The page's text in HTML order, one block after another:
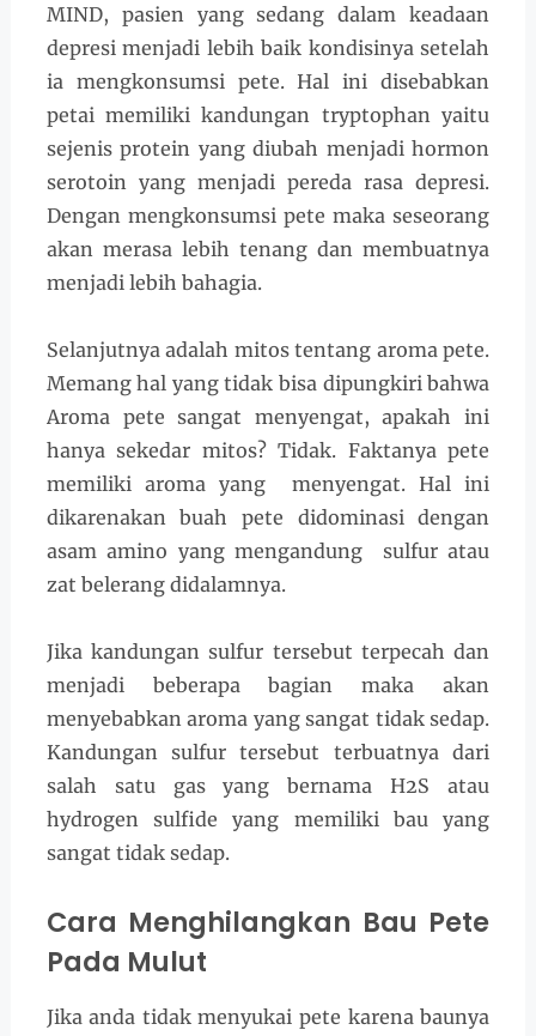
MIND, pasien yang sedang dalam keadaan
depresi menjadi lebih baik kondisinya setelah
ia mengkonsumsi pete. Hal ini disebabkan
petai memiliki kandungan tryptophan yaitu
sejenis protein yang diubah menjadi hormon
serotoin yang menjadi pereda rasa depresi.
Dengan mengkonsumsi pete maka seseorang
akan merasa lebih tenang dan membuatnya
menjadi lebih bahagia.
Selanjutnya adalah mitos tentang aroma pete.
Memang hal yang tidak bisa dipungkiri bahwa
Aroma pete sangat menyengat, apakah ini
hanya sekedar mitos? Tidak. Faktanya pete
memiliki aroma yang menyengat. Hal ini
dikarenakan buah pete didominasi dengan
asam amino yang mengandung sulfur atau
zat belerang didalamnya.
Jika kandungan sulfur tersebut terpecah dan
menjadi beberapa bagian maka akan
menyebabkan aroma yang sangat tidak sedap.
Kandungan sulfur tersebut terbuatnya dari
salah satu gas yang bernama H2S atau
hydrogen sulfide yang memiliki bau yang
sangat tidak sedap.
Cara Menghilangkan Bau Pete
Pada Mulut
Jika anda tidak menyukai pete karena baunya